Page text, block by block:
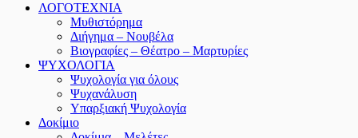
ΛΟΓΟΤΕΧΝΙΑ
Μυθιστόρημα
Διήγημα – Νουβέλα
Βιογραφίες – Θέατρο – Μαρτυρίες
ΨΥΧΟΛΟΓΙΑ
Ψυχολογία για όλους
Ψυχανάλυση
Υπαρξιακή Ψυχολογία
Δοκίμιο